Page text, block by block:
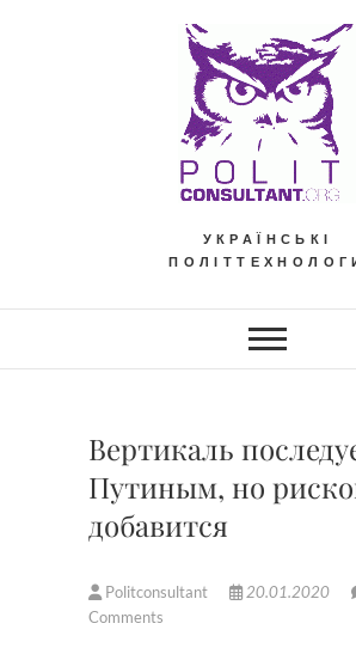
УКРАЇНСЬКІ
Вертикаль
Путиным, но
добавится
Politconsultant 20.01.2020
Comments